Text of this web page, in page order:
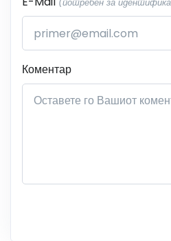
(потребен за
Коментар